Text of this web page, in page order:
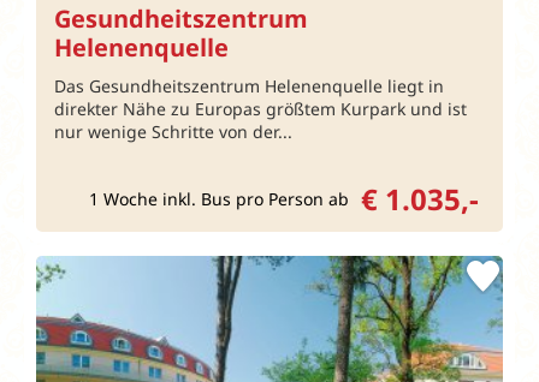
Gesundheitszentrum
Helenenquelle
Das Gesundheitszentrum Helenenquelle liegt in
direkter Nähe zu Europas größtem Kurpark und ist
nur wenige Schritte von der...
1 Woche inkl. Bus pro Person ab € 1.035,-